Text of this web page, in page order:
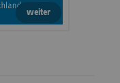
weiter